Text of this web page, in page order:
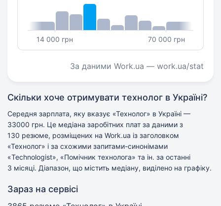
14 000 грн 70 000 грн
За даними Work.ua — work.ua/stat
Скільки хоче отримувати технолог в Україні?
Середня зарплата, яку вказує «Технолог» в Україні —
33000 грн. Це медіана заробітних плат за даними з
130 резюме, розміщених на Work.ua із заголовком
«Технолог» і за схожими запитами-синонімами
«Technologist», «Помічник технолога» та ін. за останні
3 місяці. Діапазон, що містить медіану, виділено на графіку.
Зараз на сервісі